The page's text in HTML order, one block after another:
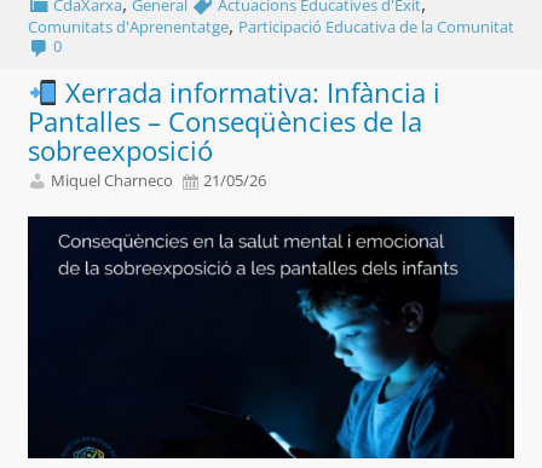
CdaXarxa General Actuacions Educatives d'Èxit
Comunitats d'Aprenentatge, Participació Educativa de la Comunitat
0
Xerrada informativa: Infància i
Pantalles – Conseqüències de la
sobreexposició
Miquel Charneco 21/05/26